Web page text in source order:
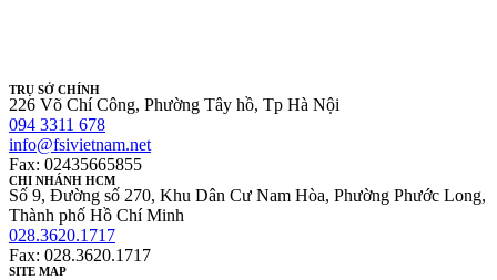
TRỤ SỞ CHÍNH
226 Võ Chí Công, Phường Tây hồ, Tp Hà Nội
094 3311 678
info@fsivietnam.net
Fax: 02435665855
CHI NHÁNH HCM
Số 9, Đường số 270, Khu Dân Cư Nam Hòa, Phường Phước Long,
Thành phố Hồ Chí Minh
028.3620.1717
Fax: 028.3620.1717
SITE MAP